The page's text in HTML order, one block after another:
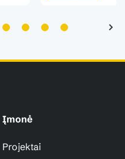
Įmonė
Projektai